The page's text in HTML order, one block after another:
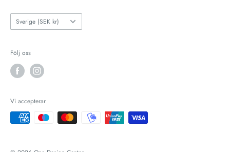
Land
Sverige (SEK kr)
Följ oss
Vi accepterar